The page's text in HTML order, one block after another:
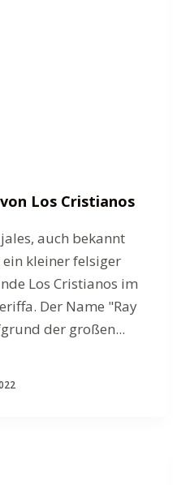
Los Cristianos
auch bekannt
kleiner felsiger
Los Cristianos im
Der Name "Ray
der großen...